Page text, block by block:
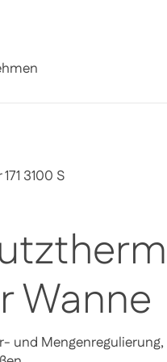
Wanne
und Mengenregulierung,
3100 S